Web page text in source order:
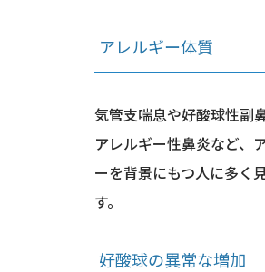
アレルギー体質
気管支喘息や好酸球性副
アレルギー性鼻炎など、
ーを背景にもつ人に多く
す。
好酸球の異常な増加